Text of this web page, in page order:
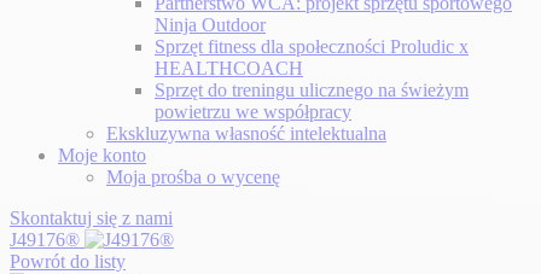
Ninja Outdoor
Sprzęt fitness dla społeczności Proludic x
HEALTHCOACH
Sprzęt do treningu ulicznego na świeżym
powietrzu we współpracy
Ekskluzywna własność intelektualna
Moje konto
Moja prośba o wycenę
Skontaktuj się z nami
J49176®
Powrót do listy